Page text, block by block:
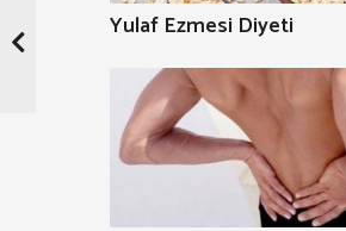
Yulaf Ezmesi Diyeti